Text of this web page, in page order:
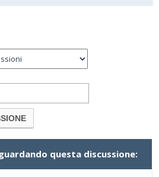
questa discussione: